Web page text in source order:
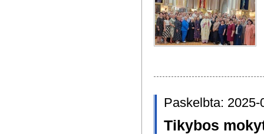
Paskelbta: 2025-
Tikybos